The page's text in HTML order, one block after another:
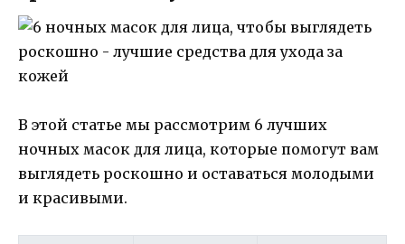
В этой статье мы рассмотрим 6 лучших
ночных масок для лица, которые помогут вам
выглядеть роскошно и оставаться молодыми
и красивыми.